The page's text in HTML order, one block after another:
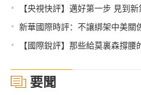
• 【央視快評】邁好第一步 見到新
• 新華國際時評：不讓綁架中美關
• 【國際銳評】那些給莫裏森撐腰
要聞